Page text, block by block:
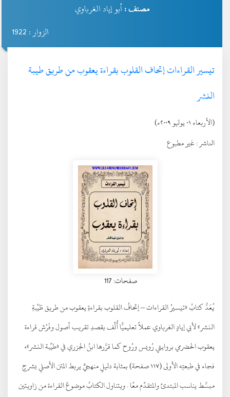
مصنف :أبو إياد الغرباوي
الزوار : 1922
تيسير القراءات إتحاف القلوب بقراءة يعقوب من طريق طيبة
النشر
(الأربعاء ٠١ يوليو ٢٠٠٩ء)
الناشر :غير مطبوع
صفحات: 117
يُعَدُّ كتابُ «تيسيرُ القراءات – إتحافُ القلوب بقراءةِ يعقوب من طريق طَيِّبةِ
النشر» لأبي إيادٍ الغرباوي عملاً تعليميًّا أُلِّف بقصدِ تقريب أصول وفَرْش قراءة
يعقوب الحضرمي بروايتي رُويس ورُوح كما قرَّرها ابنُ الجزري في «طيِّبة النشر»،
فجاء في طبعتِه الأولى (١١٧ صفحة) بمثابة دليلٍ منهجيٍّ يربط المتن الأصلي بشرحٍ
مبسَّط يناسب المبتدئ والمتقدِّم معًا . ويتناول الكتابُ موضوعَ القراءة من زاويتين